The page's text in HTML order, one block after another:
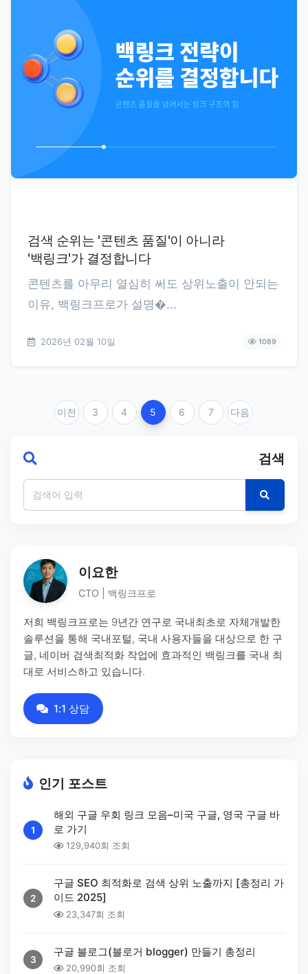
검색 순위는 '콘텐츠 품질'이 아니라
'백링크'가 결정합니다
콘텐츠를 아무리 열심히 써도 상위노출이 안되는
이유, 백링크프로가 설명�...
2026년 02월 10일 1089
이전 3 4 5 6 7 다음
검색
이요한
CTO | 백링크프로
저희 백링크프로는 9년간 연구로 국내최초로 자체개발한
솔루션을 통해 국내포털, 국내 사용자들을 대상으로 한 구
글, 네이버 검색최적화 작업에 효과적인 백링크를 국내 최
대로 서비스하고 있습니다.
1:1 상담
인기 포스트
1
해외 구글 우회 링크 모음–미국 구글, 영국 구글 바
로 가기
129,940회 조회
2
구글 SEO 최적화로 검색 상위 노출까지 [총정리 가
이드 2025]
23,347회 조회
3
구글 블로그(블로거 blogger) 만들기 총정리
20,990회 조회